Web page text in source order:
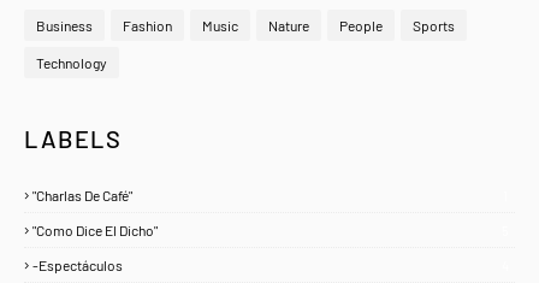
Business Fashion Music Nature People Sports
Technology
LABELS
"Charlas De Café"
"Como Dice El Dicho"
-Espectáculos